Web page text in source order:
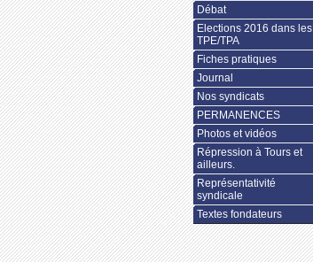
Débat
Elections 2016 dans les
TPE/TPA
Fiches pratiques
Journal
Nos syndicats
PERMANENCES
Photos et vidéos
Répression à Tours et
ailleurs.
Représentativité
syndicale
Textes fondateurs